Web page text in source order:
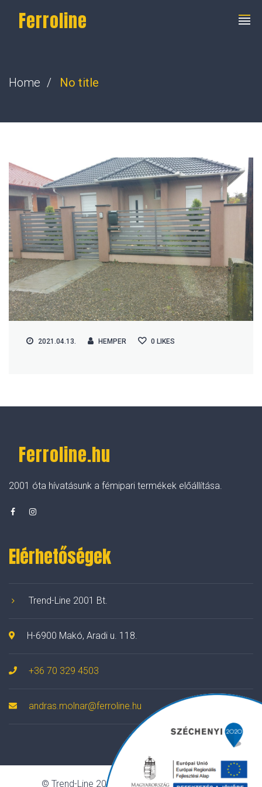
Ferroline
Home No title
2021.04.13. HEMPER 0 LIKES
Ferroline.hu
2001 óta hívatásunk a fémipari termékek előállítása.
Elérhetőségek
Trend-Line 2001 Bt.
H-6900 Makó, Aradi u. 118.
+36 70 329 4503
andras.molnar@ferroline.hu
© Trend-Line 2001 Bt. Minden jog fenntartva